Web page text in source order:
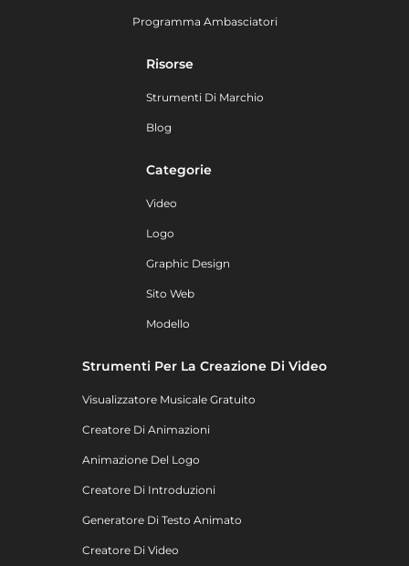
Programma Ambasciatori
Risorse
Strumenti Di Marchio
Blog
Categorie
Video
Logo
Graphic Design
Sito Web
Modello
Strumenti Per La Creazione Di Video
Visualizzatore Musicale Gratuito
Creatore Di Animazioni
Animazione Del Logo
Creatore Di Introduzioni
Generatore Di Testo Animato
Creatore Di Video